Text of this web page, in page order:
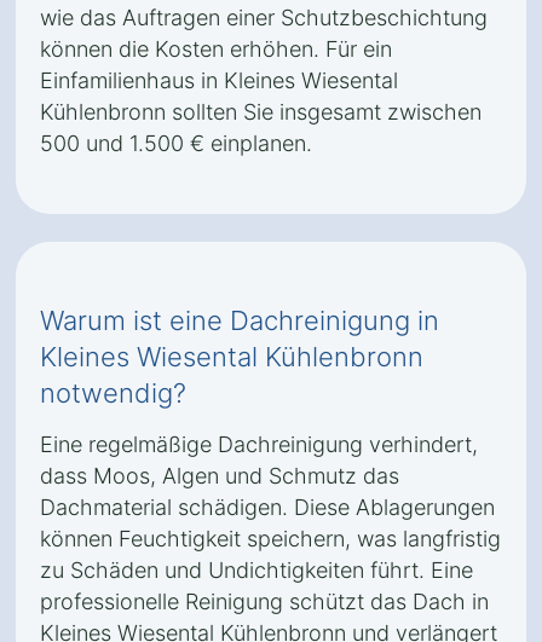
wie das Auftragen einer Schutzbeschichtung
können die Kosten erhöhen. Für ein
Einfamilienhaus in Kleines Wiesental
Kühlenbronn sollten Sie insgesamt zwischen
500 und 1.500 € einplanen.
Warum ist eine Dachreinigung in
Kleines Wiesental Kühlenbronn
notwendig?
Eine regelmäßige Dachreinigung verhindert,
dass Moos, Algen und Schmutz das
Dachmaterial schädigen. Diese Ablagerungen
können Feuchtigkeit speichern, was langfristig
zu Schäden und Undichtigkeiten führt. Eine
professionelle Reinigung schützt das Dach in
Kleines Wiesental Kühlenbronn und verlängert